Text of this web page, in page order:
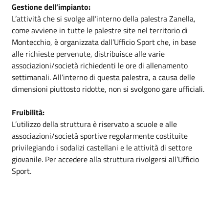
Gestione dell’impianto:
L’attività che si svolge all’interno della palestra Zanella,
come avviene in tutte le palestre site nel territorio di
Montecchio, è organizzata dall’Ufficio Sport che, in base
alle richieste pervenute, distribuisce alle varie
associazioni/società richiedenti le ore di allenamento
settimanali. All’interno di questa palestra, a causa delle
dimensioni piuttosto ridotte, non si svolgono gare ufficiali.
Fruibilità:
L’utilizzo della struttura è riservato a scuole e alle
associazioni/società sportive regolarmente costituite
privilegiando i sodalizi castellani e le attività di settore
giovanile. Per accedere alla struttura rivolgersi all’Ufficio
Sport.